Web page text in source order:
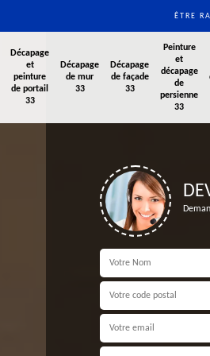
ÊTRE
Décapage
et
peinture
de portail
33
Décapage
de mur
33
Décapage
de façade
33
Peinture
et
décapage
de
persienne
33